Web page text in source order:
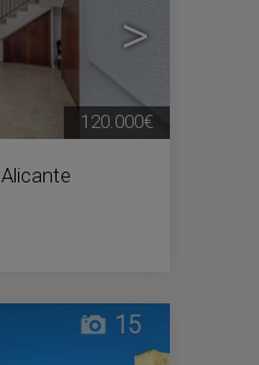
>
Alicante
120.000€
15